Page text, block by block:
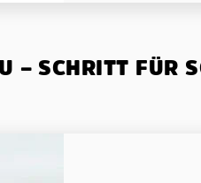
– SCHRITT FÜR